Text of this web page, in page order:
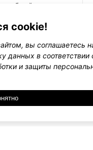
ресурс,
→
cookie!
вы соглашаетесь
данных в соответствии
и защиты